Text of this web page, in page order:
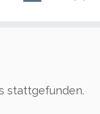
stattgefunden.